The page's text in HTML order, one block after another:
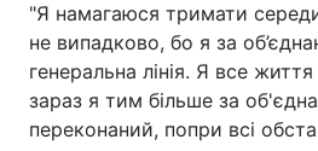
"Я намагаюся тримати
не випадково, бо я за
генеральна лінія. Я все
зараз я тим більше за
переконаний, попри всі